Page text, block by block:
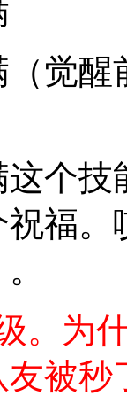
醒
技
福
。为
被